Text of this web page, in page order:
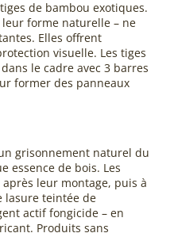
de bambou exotiques.
forme naturelle – ne
Elles offrent
visuelle. Les tiges
le cadre avec 3 barres
former des panneaux
grisonnement naturel du
essence de bois. Les
leur montage, puis à
lasure teintée de
actif fongicide – en
Produits sans